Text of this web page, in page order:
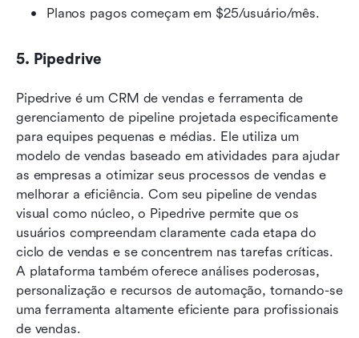
Planos pagos começam em $25/usuário/mês.
5. Pipedrive
Pipedrive é um CRM de vendas e ferramenta de
gerenciamento de pipeline projetada especificamente
para equipes pequenas e médias. Ele utiliza um
modelo de vendas baseado em atividades para ajudar
as empresas a otimizar seus processos de vendas e
melhorar a eficiência. Com seu pipeline de vendas
visual como núcleo, o Pipedrive permite que os
usuários compreendam claramente cada etapa do
ciclo de vendas e se concentrem nas tarefas críticas.
A plataforma também oferece análises poderosas,
personalização e recursos de automação, tornando-se
uma ferramenta altamente eficiente para profissionais
de vendas.